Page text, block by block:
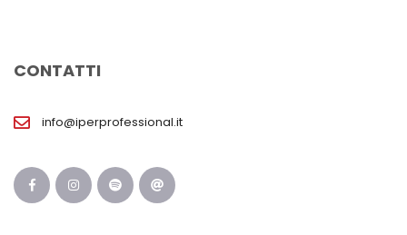
CONTATTI
info@iperprofessional.it